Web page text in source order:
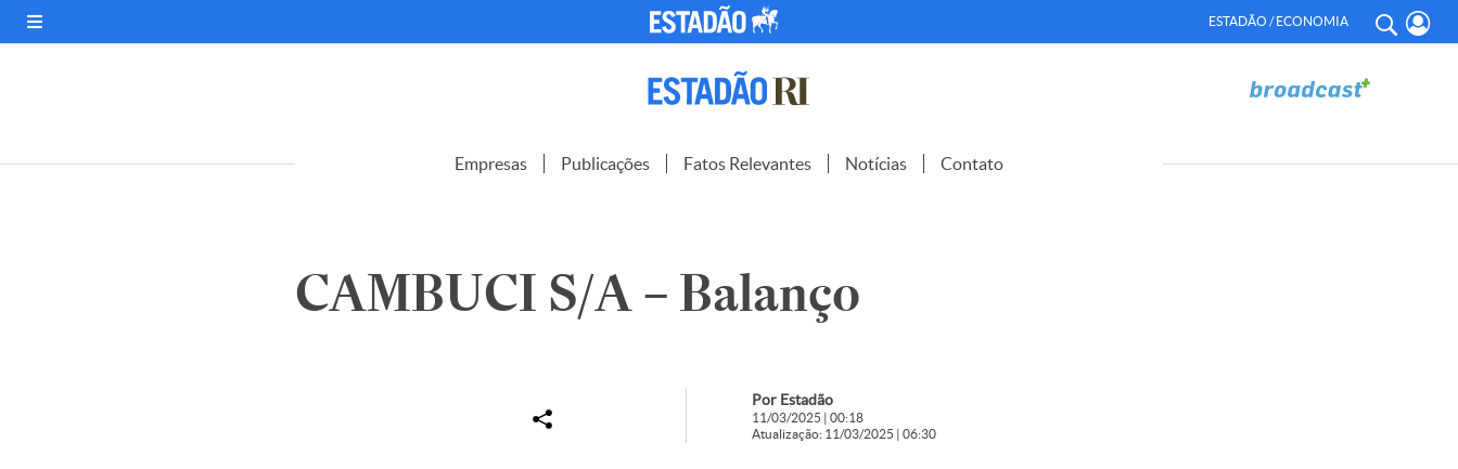
ESTADÃO / ECONOMIA
Empresas Publicações Fatos Relevantes Notícias Contato
CAMBUCI S/A – Balanço
Por Estadão
11/03/2025 | 00:18
Atualização: 11/03/2025 | 06:30